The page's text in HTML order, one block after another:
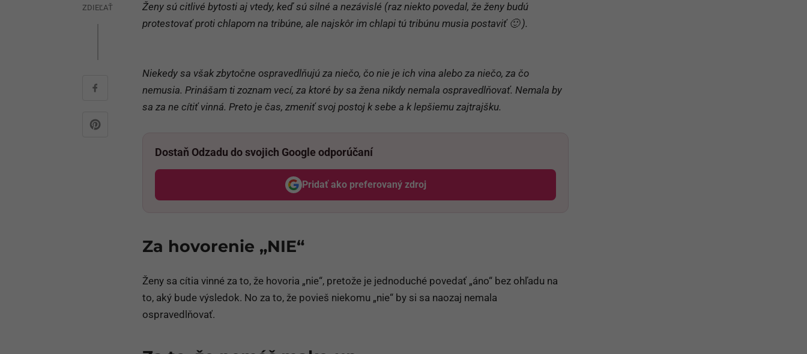
ZDIEĽAŤ
Ženy sú citlivé bytosti aj vtedy, keď sú silné a nezávislé (raz niekto povedal, že ženy budú
protestovať proti chlapom na tribúne, ale najskôr im chlapi tú tribúnu musia postaviť 🙂 ).
Niekedy sa však zbytočne ospravedlňujú za niečo, čo nie je ich vina alebo za niečo, za čo
nemusia. Prinášam ti zoznam vecí, za ktoré by sa žena nikdy nemala ospravedlňovať. Nemala by
sa za ne cítiť vinná. Preto je čas, zmeniť svoj postoj k sebe a k lepšiemu zajtrajšku.
Dostaň Odzadu do svojich Google odporúčaní
Pridať ako preferovaný zdroj
Odzadu, odkaz sa otvorí v novom okne
Za hovorenie „NIE“
Ženy sa cítia vinné za to, že hovoria „nie“, pretože je jednoduché povedať „áno“ bez ohľadu na
to, aký bude výsledok. No za to, že povieš niekomu „nie“ by si sa naozaj nemala
ospravedlňovať.